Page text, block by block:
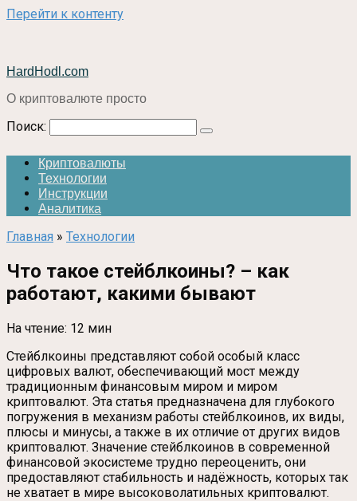
Перейти к контенту
HardHodl.com
О криптовалюте просто
Поиск:
Криптовалюты
Технологии
Инструкции
Аналитика
Главная » Технологии
Что такое стейблкоины? – как
работают, какими бывают
На чтение: 12 мин
Стейблкоины представляют собой особый класс
цифровых валют, обеспечивающий мост между
традиционным финансовым миром и миром
криптовалют. Эта статья предназначена для глубокого
погружения в механизм работы стейблкоинов, их виды,
плюсы и минусы, а также в их отличие от других видов
криптовалют. Значение стейблкоинов в современной
финансовой экосистеме трудно переоценить, они
предоставляют стабильность и надёжность, которых так
не хватает в мире высоковолатильных криптовалют.